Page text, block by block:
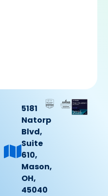
5181
Natorp
Blvd,
Suite
610,
Mason,
OH,
45040